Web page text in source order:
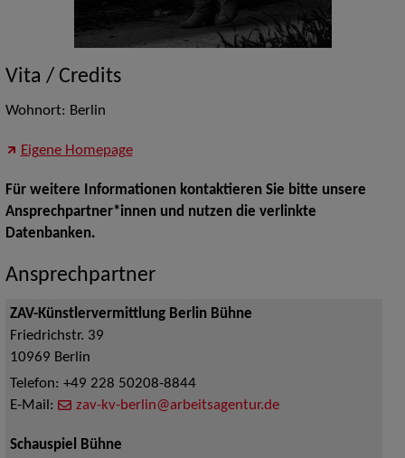
Vita / Credits
Wohnort: Berlin
Eigene Homepage
Für weitere Informationen kontaktieren Sie bitte unsere
Ansprechpartner*innen und nutzen die verlinkte
Datenbanken.
Ansprechpartner
ZAV-Künstlervermittlung Berlin Bühne
Friedrichstr. 39
10969 Berlin
Telefon: +49 228 50208-8844
E-Mail:
zav-kv-berlin@arbeitsagentur.de
Schauspiel Bühne